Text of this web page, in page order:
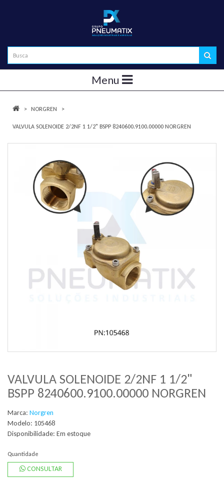
Menu
NORGREN
VALVULA SOLENOIDE 2/2NF 1 1/2" BSPP 8240600.9100.00000 NORGREN
VALVULA SOLENOIDE 2/2NF 1 1/2"
BSPP 8240600.9100.00000 NORGREN
Marca: Norgren
Modelo: 105468
Disponibilidade: Em estoque
Quantidade
CONSULTAR